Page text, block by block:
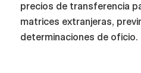
precios de transferencia
matrices extranjeras,
determinaciones de oficio.